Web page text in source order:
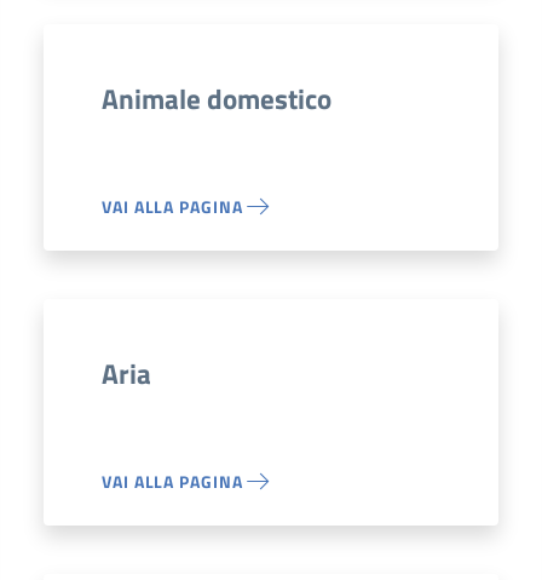
Animale domestico
VAI ALLA PAGINA
Aria
VAI ALLA PAGINA